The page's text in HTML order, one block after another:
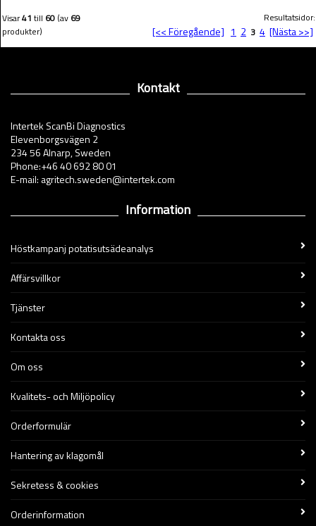
Visar41 till 60 (av 69
produkter)
Resultatsidor:
[<< Föregående] 1 2 3 4 [Nästa >>]
Kontakt
Intertek ScanBi Diagnostics
Elevenborgsvägen 2
234 56 Alnarp, Sweden
Phone:+46 40 692 80 01
E-mail: agritech.sweden@intertek.com
Information
Höstkampanj potatisutsädeanalys
Affärsvillkor
Tjänster
Kontakta oss
Om oss
Kvalitets- och Miljöpolicy
Orderformulär
Hantering av klagomål
Sekretess & cookies
Orderinformation